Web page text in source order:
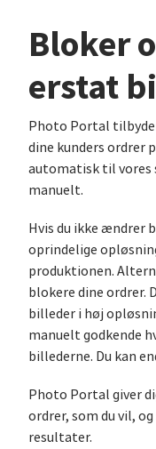
Bloker
erstat
Photo Portal
dine kunders ordrer
automatisk til vores
manuelt.
Hvis du ikke ændrer
oprindelige
produktionen.
blokere dine ordrer.
billeder i høj
manuelt godkende
billederne. Du kan
Photo Portal giver
ordrer, som du vil,
resultater.